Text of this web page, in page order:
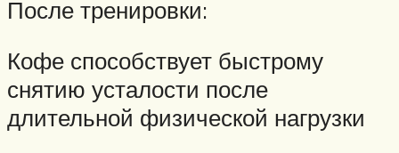
После тренировки:
Кофе способствует быстрому
снятию усталости после
длительной физической нагрузки